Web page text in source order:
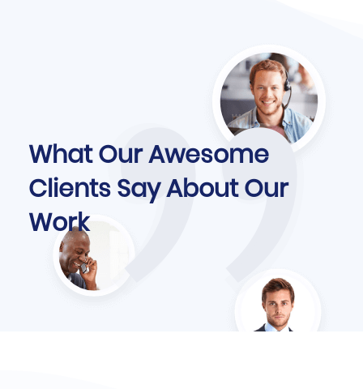
What Our Awesome
Clients Say About Our
Work